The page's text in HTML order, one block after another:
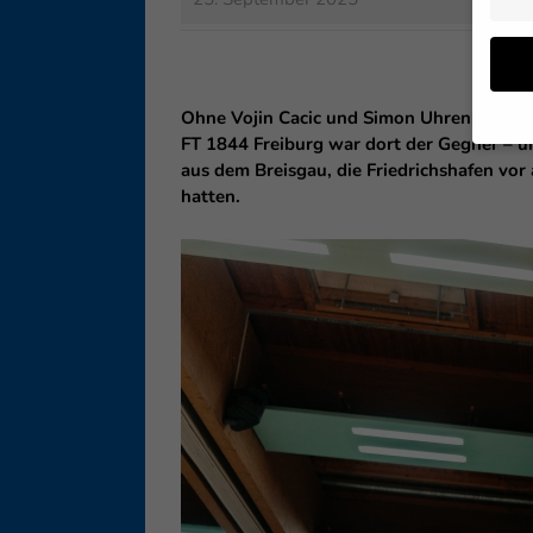
Ohne Vojin Cacic und Simon Uhrenholt,
FT 1844 Freiburg war dort der Gegner –
aus dem Breisgau, die Friedrichshafen
hatten.
Wir
B.
Sie